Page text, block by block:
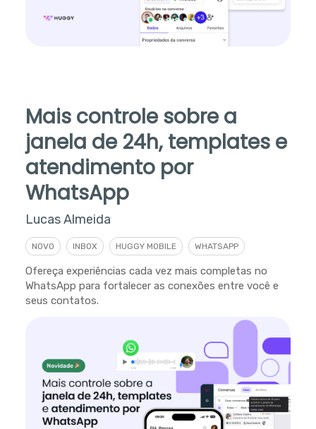
Mais controle sobre a
janela de 24h, templates e
atendimento por
WhatsApp
Lucas Almeida
NOVO INBOX HUGGY MOBILE WHATSAPP
Ofereça experiências cada vez mais completas no
WhatsApp para fortalecer as conexões entre você e
seus contatos.